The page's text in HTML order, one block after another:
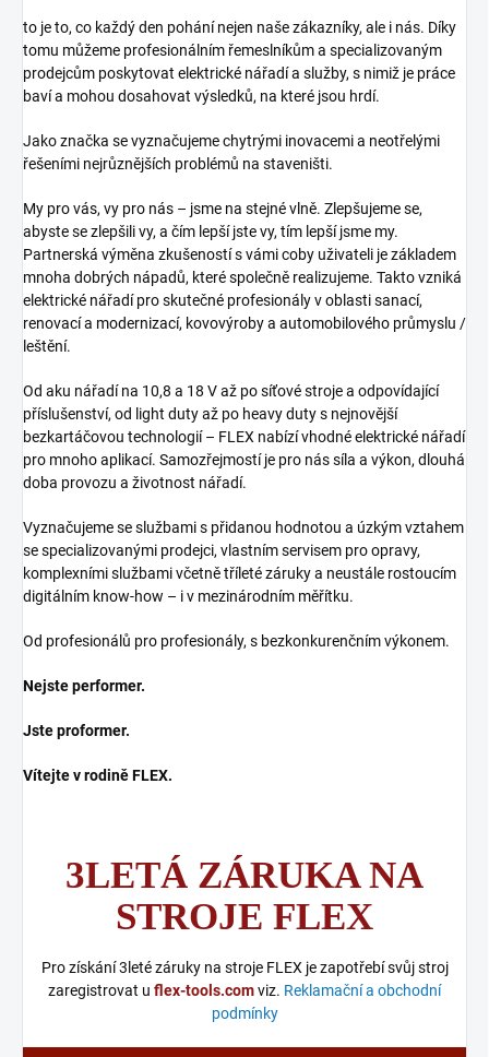
to je to, co každý den pohání nejen naše zákazníky, ale i nás. Díky
tomu můžeme profesionálním řemeslníkům a specializovaným
prodejcům poskytovat elektrické nářadí a služby, s nimiž je práce
baví a mohou dosahovat výsledků, na které jsou hrdí.
Jako značka se vyznačujeme chytrými inovacemi a neotřelými
řešeními nejrůznějších problémů na staveništi.
My pro vás, vy pro nás – jsme na stejné vlně. Zlepšujeme se,
abyste se zlepšili vy, a čím lepší jste vy, tím lepší jsme my.
Partnerská výměna zkušeností s vámi coby uživateli je základem
mnoha dobrých nápadů, které společně realizujeme. Takto vzniká
elektrické nářadí pro skutečné profesionály v oblasti sanací,
renovací a modernizací, kovovýroby a automobilového průmyslu /
leštění.
Od aku nářadí na 10,8 a 18 V až po síťové stroje a odpovídající
příslušenství, od light duty až po heavy duty s nejnovější
bezkartáčovou technologií – FLEX nabízí vhodné elektrické nářadí
pro mnoho aplikací. Samozřejmostí je pro nás síla a výkon, dlouhá
doba provozu a životnost nářadí.
Vyznačujeme se službami s přidanou hodnotou a úzkým vztahem
se specializovanými prodejci, vlastním servisem pro opravy,
komplexními službami včetně tříleté záruky a neustále rostoucím
digitálním know-how – i v mezinárodním měřítku.
Od profesionálů pro profesionály, s bezkonkurenčním výkonem.
Nejste performer.
Jste proformer.
Vítejte v rodině FLEX.
3LETÁ ZÁRUKA NA
STROJE FLEX
Pro získání 3leté záruky na stroje FLEX je zapotřebí svůj stroj
zaregistrovat u flex-tools.comviz. Reklamační a obchodní
podmínky